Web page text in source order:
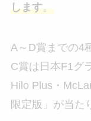
します。
A～D賞までの4
C賞は日本F1グ
Hilo Plus・
限定版」が当た